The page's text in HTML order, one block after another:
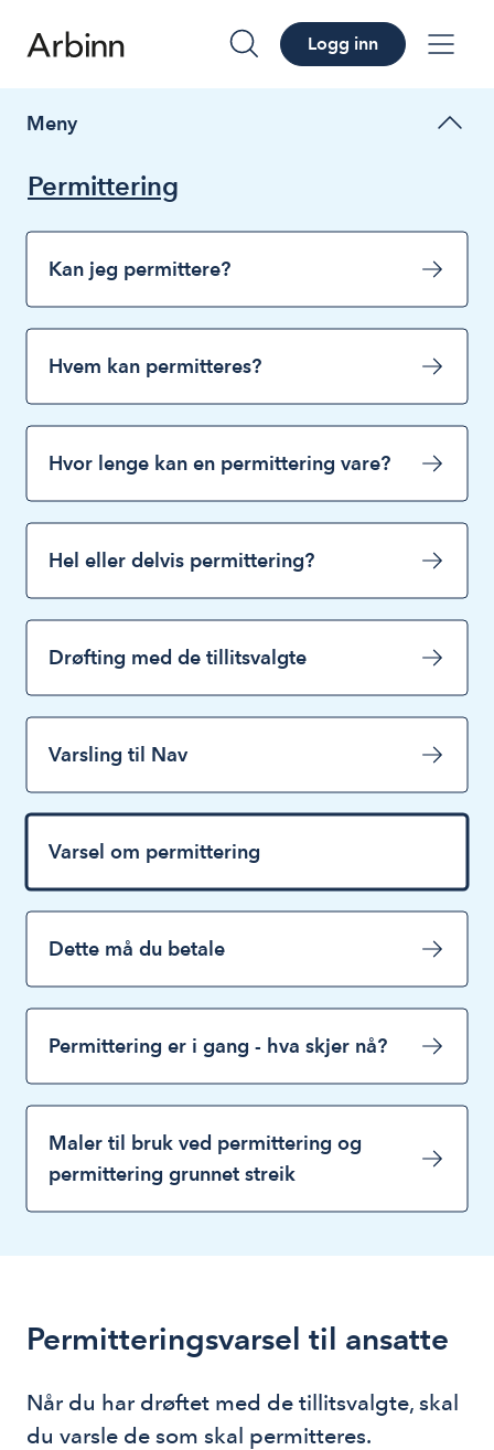
søk Logg inn
Meny
Permittering
Kan jeg permittere?
Hvem kan permitteres?
Hvor lenge kan en permittering vare?
Hel eller delvis permittering?
Drøfting med de tillitsvalgte
Varsling til Nav
Varsel om permittering
Dette må du betale
Permittering er i gang - hva skjer nå?
Maler til bruk ved permittering og
permittering grunnet streik
Permitteringsvarsel til ansatte
Når du har drøftet med de tillitsvalgte, skal
du varsle de som skal permitteres.